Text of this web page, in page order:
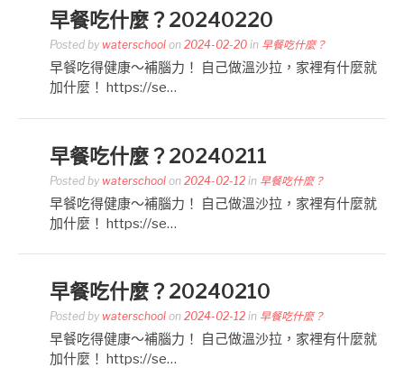
早餐吃什麼？20240220
Posted by waterschool on 2024-02-20 in 早餐吃什麼？
早餐吃得健康～補腦力！ 自己做溫沙拉，家裡有什麼就
加什麼！ https://se…
早餐吃什麼？20240211
Posted by waterschool on 2024-02-12 in 早餐吃什麼？
早餐吃得健康～補腦力！ 自己做溫沙拉，家裡有什麼就
加什麼！ https://se…
早餐吃什麼？20240210
Posted by waterschool on 2024-02-12 in 早餐吃什麼？
早餐吃得健康～補腦力！ 自己做溫沙拉，家裡有什麼就
加什麼！ https://se…